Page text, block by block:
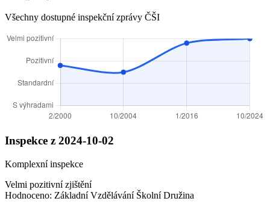
Všechny dostupné inspekční zprávy ČŠI
Inspekce z 2024-10-02
Komplexní inspekce
Velmi pozitivní zjištění
Hodnoceno: Základní Vzdělávání Školní Družina